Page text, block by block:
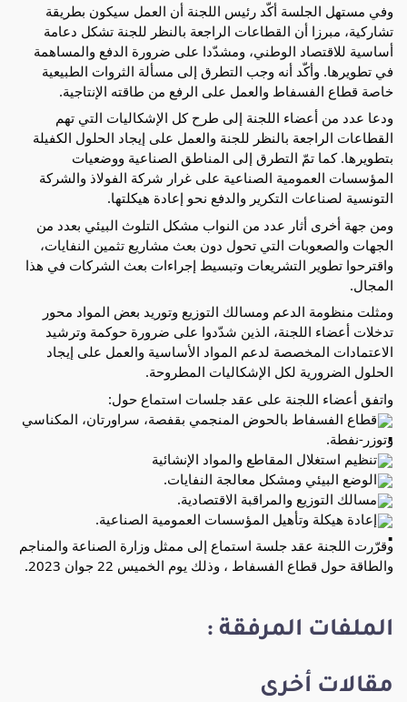
وفي مستهل الجلسة أكّد رئيس اللجنة أن العمل سيكون بطريقة
تشاركية، مبرزا أن القطاعات الراجعة بالنظر للجنة تشكل دعامة
أساسية للاقتصاد الوطني، ومشدّدا على ضرورة الدفع والمساهمة
في تطويرها. وأكّد أنه وجب التطرق إلى مسألة الثروات الطبيعية
خاصة قطاع الفسفاط والعمل على الرفع من طاقته الإنتاجية.
ودعا عدد من أعضاء اللجنة إلى طرح كل الإشكاليات التي تهم
القطاعات الراجعة بالنظر للجنة والعمل على إيجاد الحلول الكفيلة
بتطويرها. كما تمّ التطرق إلى المناطق الصناعية ووضعيات
المؤسسات العمومية الصناعية على غرار شركة الفولاذ والشركة
التونسية لصناعات التكرير والدفع نحو إعادة هيكلتها.
ومن جهة أخرى أثار عدد من النواب مشكل التلوث البيئي بعدد من
الجهات والصعوبات التي تحول دون بعث مشاريع تثمين النفايات،
واقترحوا تطوير التشريعات وتبسيط إجراءات بعث الشركات في هذا
المجال.
ومثلت منظومة الدعم ومسالك التوزيع وتوريد بعض المواد محور
تدخلات أعضاء اللجنة، الذين شدّدوا على ضرورة حوكمة وترشيد
الاعتمادات المخصصة لدعم المواد الأساسية والعمل على إيجاد
الحلول الضرورية لكل الإشكاليات المطروحة.
واتفق أعضاء اللجنة على عقد جلسات استماع حول:
قطاع الفسفاط بالحوض المنجمي بقفصة، سراورتان، المكناسي
وتوزر-نفطة.
تنظيم استغلال المقاطع والمواد الإنشائية
الوضع البيئي ومشكل معالجة النفايات.
مسالك التوزيع والمراقبة الاقتصادية.
إعادة هيكلة وتأهيل المؤسسات العمومية الصناعية.
وقرّرت اللجنة عقد جلسة استماع إلى ممثل وزارة الصناعة والمناجم
والطاقة حول قطاع الفسفاط ، وذلك يوم الخميس 22 جوان 2023.
الملفات المرفقة :
مقالات أخرى